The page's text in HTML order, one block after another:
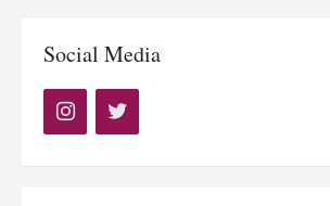
Social Media